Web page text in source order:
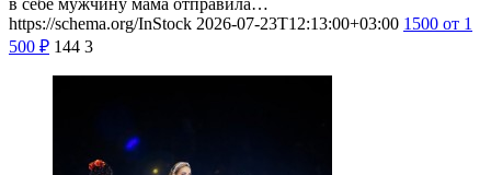
в себе мужчину мама отправила…
https://schema.org/InStock 2026-07-23T12:13:00+03:00 1500 от 1
500 ₽ 144 3